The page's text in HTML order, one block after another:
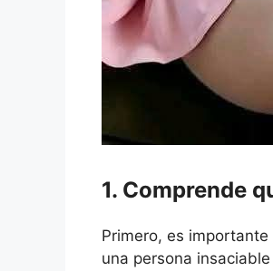
1. Comprende
Primero, es
una persona